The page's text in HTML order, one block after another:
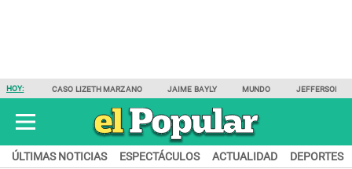
HOY: CASO LIZETH MARZANO JAIME BAYLY MUNDO JEFFERSON
ÚLTIMAS NOTICIAS ESPECTÁCULOS ACTUALIDAD DEPORTES